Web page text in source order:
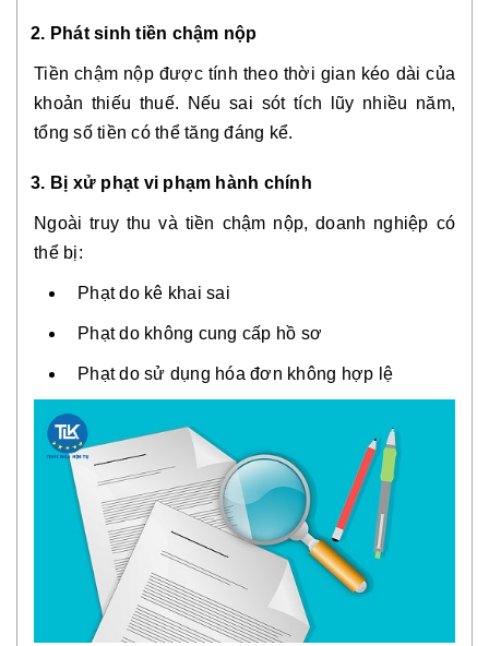
2. Phát sinh tiền chậm nộp
Tiền chậm nộp được tính theo thời gian kéo dài của
khoản thiếu thuế. Nếu sai sót tích lũy nhiều năm,
tổng số tiền có thể tăng đáng kể.
3. Bị xử phạt vi phạm hành chính
Ngoài truy thu và tiền chậm nộp, doanh nghiệp có
thể bị:
Phạt do kê khai sai
Phạt do không cung cấp hồ sơ
Phạt do sử dụng hóa đơn không hợp lệ